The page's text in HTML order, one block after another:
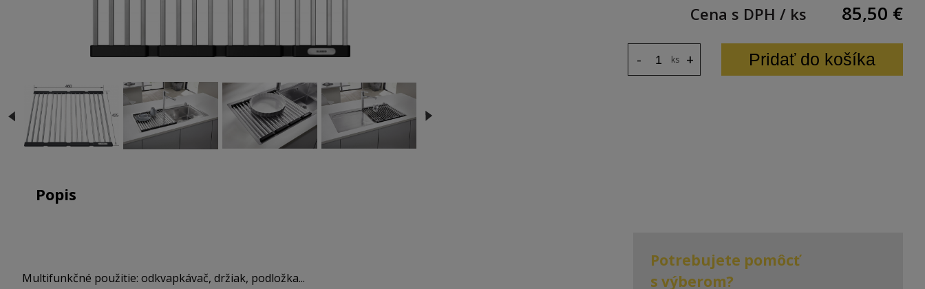
Cena s DPH / ks 85,50 €
ks +
- Pridať do košíka
Popis
Multifunkčné použitie: odkvapkávač, držiak, podložka...
Potrebujete pomôcť
s výberom?